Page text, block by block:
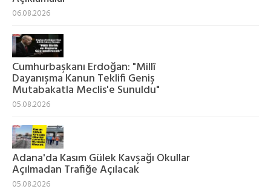
06.08.2026
Cumhurbaşkanı Erdoğan: "Millî
Dayanışma Kanun Teklifi Geniş
Mutabakatla Meclis'e Sunuldu"
05.08.2026
Adana'da Kasım Gülek Kavşağı Okullar
Açılmadan Trafiğe Açılacak
05.08.2026